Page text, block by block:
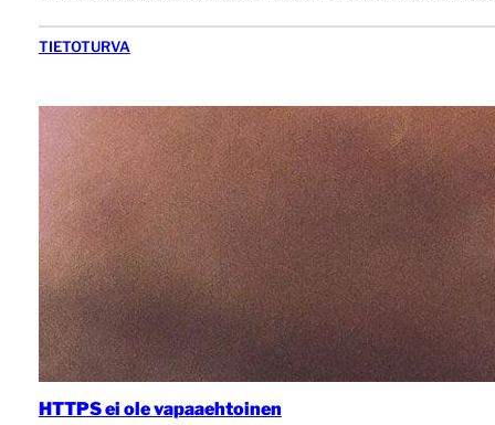
TIETOTURVA
HTTPS ei ole vapaaehtoinen